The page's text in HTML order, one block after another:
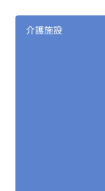
小型タ
介護施設